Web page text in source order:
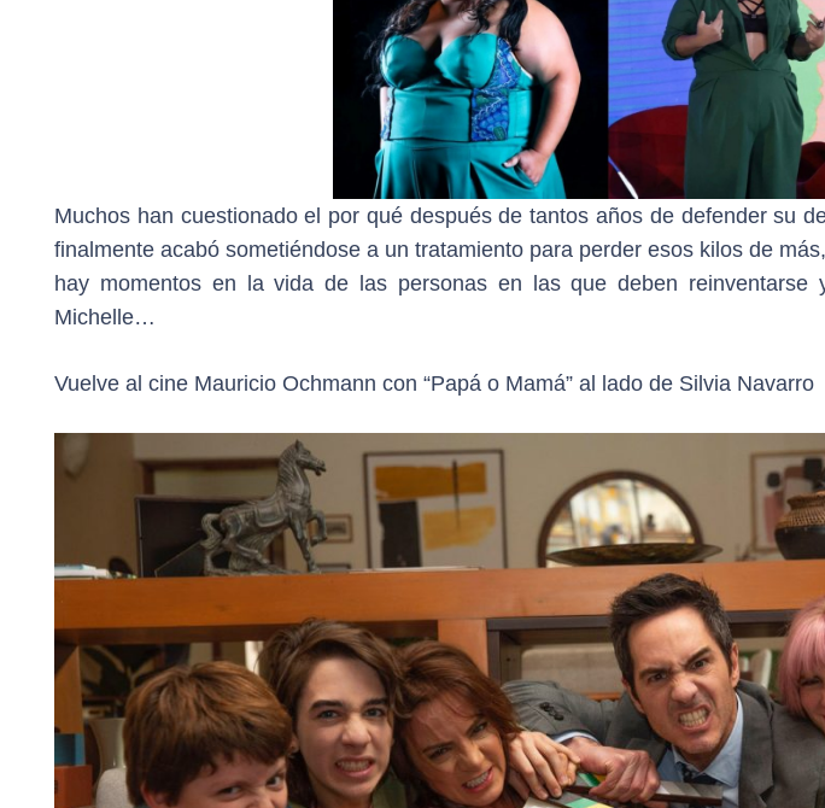
Muchos han cuestionado el por qué después de tantos años de defender su
finalmente acabó sometiéndose a un tratamiento para perder esos kilos de
hay momentos en la vida de las personas en las que deben
Michelle…
Vuelve al cine Mauricio Ochmann con “Papá o Mamá” al lado de Silvia Navarro